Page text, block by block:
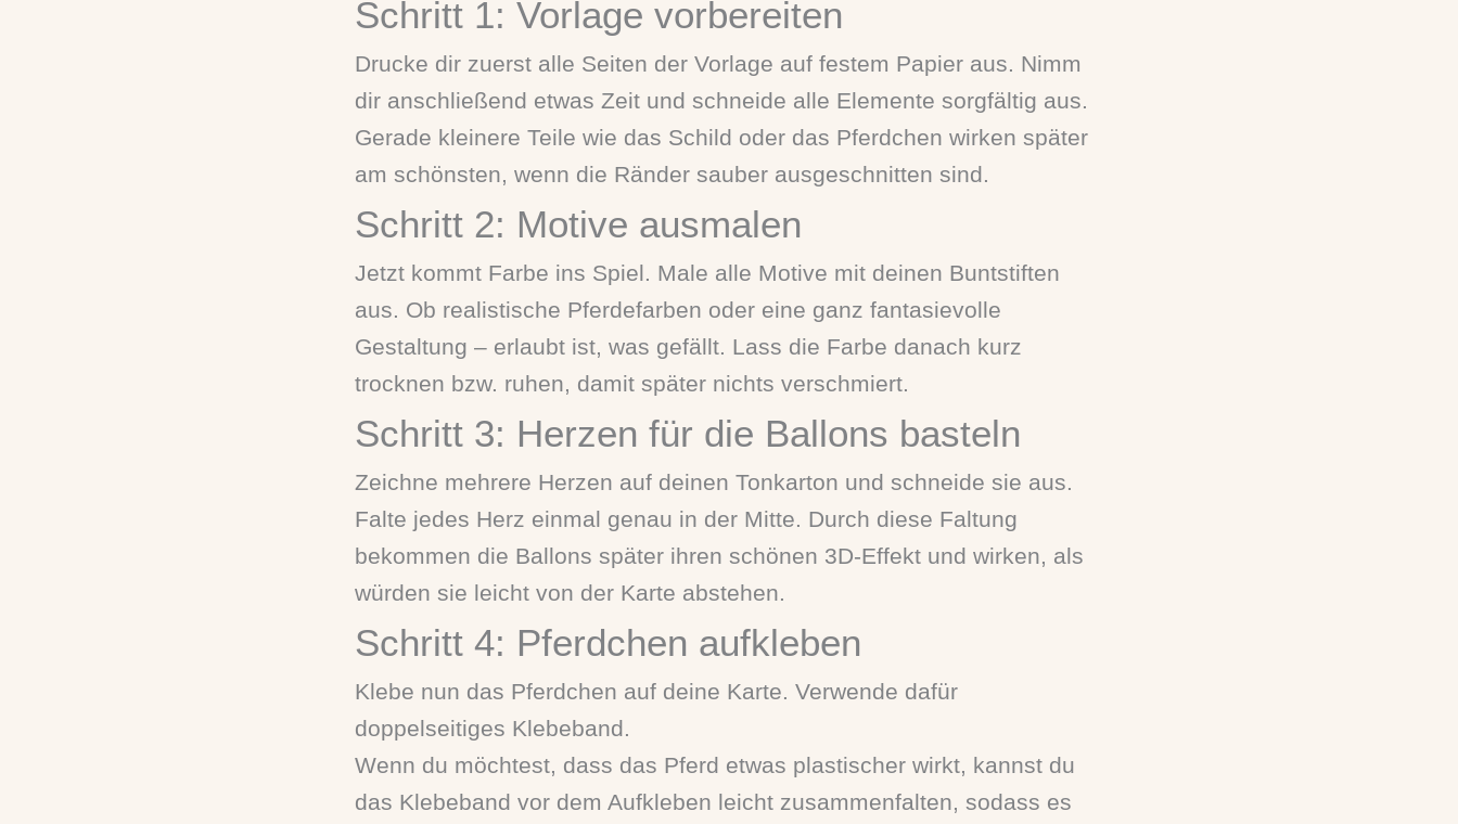
Schritt 1: Vorlage vorbereiten
Drucke dir zuerst alle Seiten der Vorlage auf festem Papier aus. Nimm
dir anschließend etwas Zeit und schneide alle Elemente sorgfältig aus.
Gerade kleinere Teile wie das Schild oder das Pferdchen wirken später
am schönsten, wenn die Ränder sauber ausgeschnitten sind.
Schritt 2: Motive ausmalen
Jetzt kommt Farbe ins Spiel. Male alle Motive mit deinen Buntstiften
aus. Ob realistische Pferdefarben oder eine ganz fantasievolle
Gestaltung – erlaubt ist, was gefällt. Lass die Farbe danach kurz
trocknen bzw. ruhen, damit später nichts verschmiert.
Schritt 3: Herzen für die Ballons basteln
Zeichne mehrere Herzen auf deinen Tonkarton und schneide sie aus.
Falte jedes Herz einmal genau in der Mitte. Durch diese Faltung
bekommen die Ballons später ihren schönen 3D-Effekt und wirken, als
würden sie leicht von der Karte abstehen.
Schritt 4: Pferdchen aufkleben
Klebe nun das Pferdchen auf deine Karte. Verwende dafür
doppelseitiges Klebeband.
Wenn du möchtest, dass das Pferd etwas plastischer wirkt, kannst du
das Klebeband vor dem Aufkleben leicht zusammenfalten, sodass es